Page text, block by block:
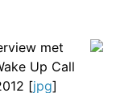
met
Up Call
[jpg]